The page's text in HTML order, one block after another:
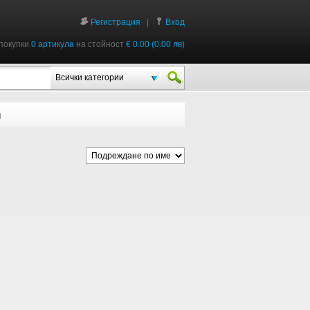
Регистрация Вход
0 артикула на стойност € 0.00 (0.00 лв)
Всички категории